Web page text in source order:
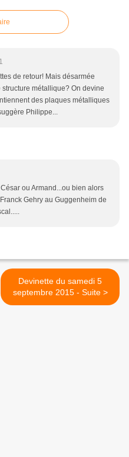
de retour! Mais désarmée
métallique? On devine
des plaques métalliques
Philippe...
ou Armand...ou bien alors
Gehry au Guggenheim de
Devinette du samedi 5
septembre 2015 - Suite >